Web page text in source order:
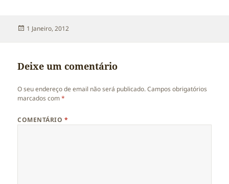
Publicado
1 Janeiro, 2012
Deixe um comentário
O seu endereço de email não será publicado. Campos obrigatórios
marcados com*
COMENTÁRIO *